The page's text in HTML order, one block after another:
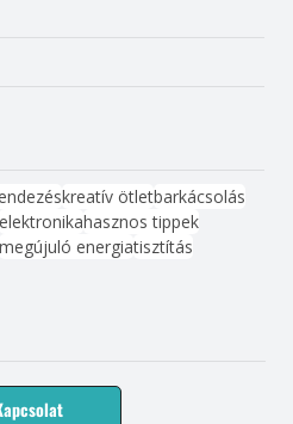
kreatív ötletbarkácsolás
hasznos tippek
energiatisztítás